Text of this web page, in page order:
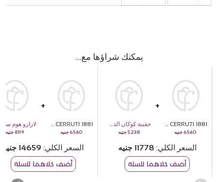
يمكنك شراؤها مع
CERRUTI 1881 قلم بريستيج
6540
حقيبة كوكان الذهبية
5238
السعر الكلي 11778
أضف كلاهما للسلة
CERRUTI 1881 قلم بريستيج
6540
لازارو هوم سينس بلس
8119
السعر الكلي 14659
أضف كلاهما للسلة